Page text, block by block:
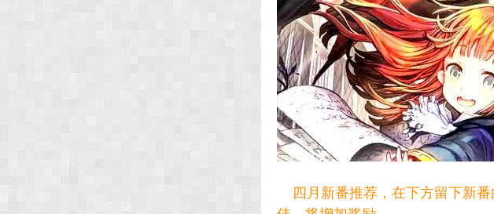
四月新番推荐，在下方留下新番